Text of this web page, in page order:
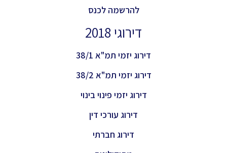
להרשמה לכנס
דירוגי 2018
דירוג יזמי תמ"א 38/1
דירוג יזמי תמ"א 38/2
דירוג יזמי פינוי בינוי
דירוג עורכי דין
דירוג חברתי